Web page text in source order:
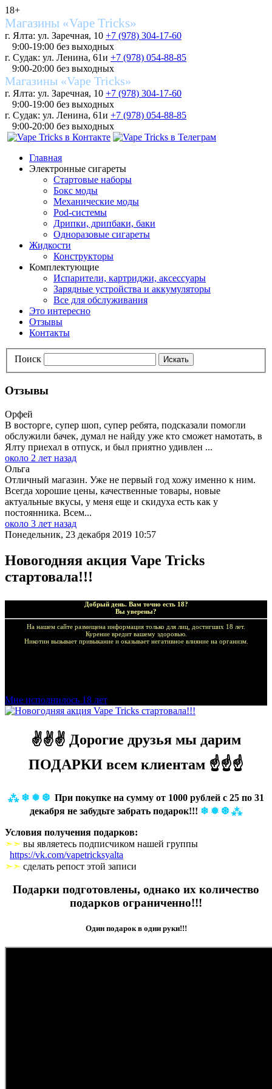
18+
Магазины «Vape Tricks»
г. Ялта: ул. Заречная, 10 +7 (978) 304-17-60
9:00-19:00 без выходных
г. Судак: ул. Ленина, 61и +7 (978) 054-88-85
9:00-20:00 без выходных
Магазины «Vape Tricks»
г. Ялта: ул. Заречная, 10 +7 (978) 304-17-60
9:00-19:00 без выходных
г. Судак: ул. Ленина, 61и +7 (978) 054-88-85
9:00-20:00 без выходных
Главная
Электронные сигареты
Стартовые наборы
Бокс моды
Механические моды
Pod-системы
Дрипки, дрипбаки, баки
Одноразовые сигареты
Жидкости
Конструкторы
Комплектующие
Испарители, картриджи, аксессуары
Зарядные устройства и аккумуляторы
Все для обслуживания
Это интересно
Отзывы
Контакты
Поиск Искать
Отзывы
Орфей
В восторге, супер шоп, супер ребята, подсказали помогли
обслужили бачек, думал не найду уже кто сможет намотать, в
Ялту приехал в отпуск, и был приятно удивлен ...
около 2 лет назад
Ольга
Отличный магазин. Уже не первый год хожу именно к ним.
Всегда хорошие цены, качественные товары, новые
актуальные вкусы, у меня еще и скидуха есть как у
постоянника. Всем...
около 3 лет назад
Понедельник, 23 декабря 2019 10:57
Новогодняя акция Vape Tricks
стартовала!!!
Добрый день. Вам точно есть 18?
Вы уверены?
На нашем сайте размещена информация только для лиц, достигших 18 лет.
Курение вредит вашему здоровью.
Никотин вызывает привыкание и оказывает негативное влияние на организм.
Мне исполнилось 18 лет
✌✌✌ Дорогие друзья мы дарим
ПОДАРКИ всем клиентам ☝☝☝
⁂ ❄ ❅ ❆ При покупке на сумму от 1000 рублей с 25 по 31
декабря не забудьте забрать подарок!!! ❄ ❅ ❆ ⁂
Условия получения подарков:
➣➣ вы являетесь подписчиком нашей группы
https://vk.com/vapetricksyalta
➣➣ сделать репост этой записи
Подарки подготовлены, однако их количество
подарков ограниченно!!!
Один подарок в одни руки!!!